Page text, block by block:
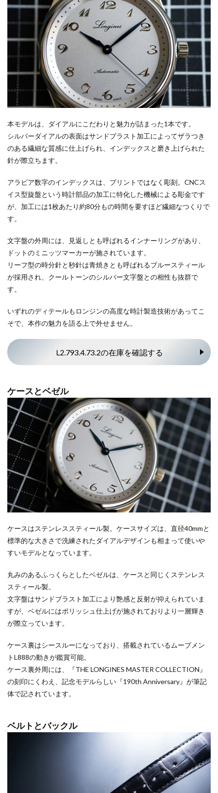
本モデルは、ダイアルにこだわりと魅力が詰まった1本です。
シルバーダイアルの表面はサンドブラスト加工によってザラつき
のある繊細な質感に仕上げられ、インデックスと磨き上げられた
針が際立ちます。
アラビア数字のインデックスは、プリントではなく彫刻。CNCス
イス型旋盤という時計部品の加工に特化した機械による彫金です
が、加工には1枚あたり約80分もの時間を要すほど繊細なつくりで
す。
文字盤の外周には、見返しとも呼ばれるインナーリングがあり、
ドットのミニッツマーカーが施されています。
リーフ型の時分針と秒針は青焼きとも呼ばれるブルースティール
が採用され、クールトーンのシルバー文字盤との相性も抜群で
す。
いずれのディテールもロンジンの高度な時計製造技術があってこ
そで、本作の魅力を語る上で外せません。
L2.793.4.73.2の在庫を確認する
ケースとベゼル
ケースはステンレススティール製。ケースサイズは、直径40mmと
標準的な大きさで洗練されたダイアルデザインも相まって使いや
すいモデルとなっています。
丸みのあるふっくらとしたベゼルは、ケースと同じくステンレス
スティール製。
文字盤はサンドブラスト加工により艶感と反射が抑えられていま
すが、ベゼルにはポリッシュ仕上げが施されておりより一層輝き
が際立っています。
ケース裏はシースルーになっており、搭載されているムーブメン
トL888の動きが鑑賞可能。
ケース裏外周には、『THE LONGINES MASTER COLLECTION』
の刻印にくわえ、記念モデルらしい『190th Anniversary』が筆記
体で記されています。
ベルトとバックル